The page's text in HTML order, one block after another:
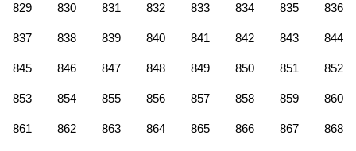
829 830 831 832 833 834 835 836
837 838 839 840 841 842 843 844
845 846 847 848 849 850 851 852
853 854 855 856 857 858 859 860
861 862 863 864 865 866 867 868